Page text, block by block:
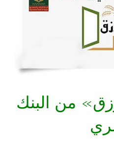
من البنك